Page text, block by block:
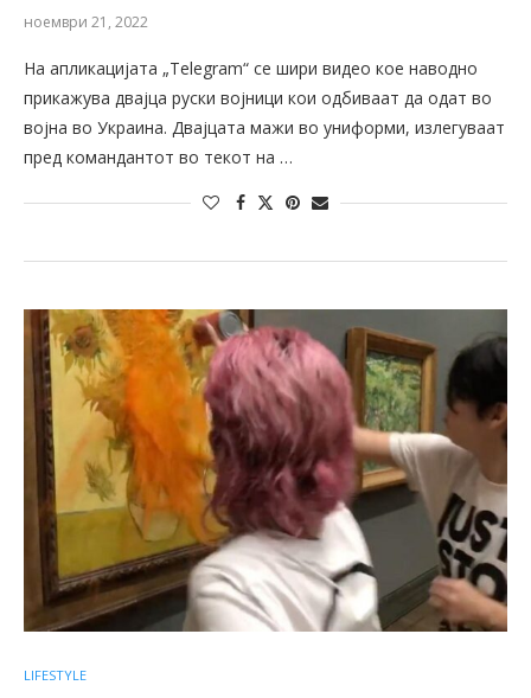
ноември 21, 2022
На апликацијата „Telegram“ се шири видео кое наводно
прикажува двајца руски војници кои одбиваат да одат во
војна во Украина. Двајцата мажи во униформи, излегуваат
пред командантот во текот на …
LIFESTYLE